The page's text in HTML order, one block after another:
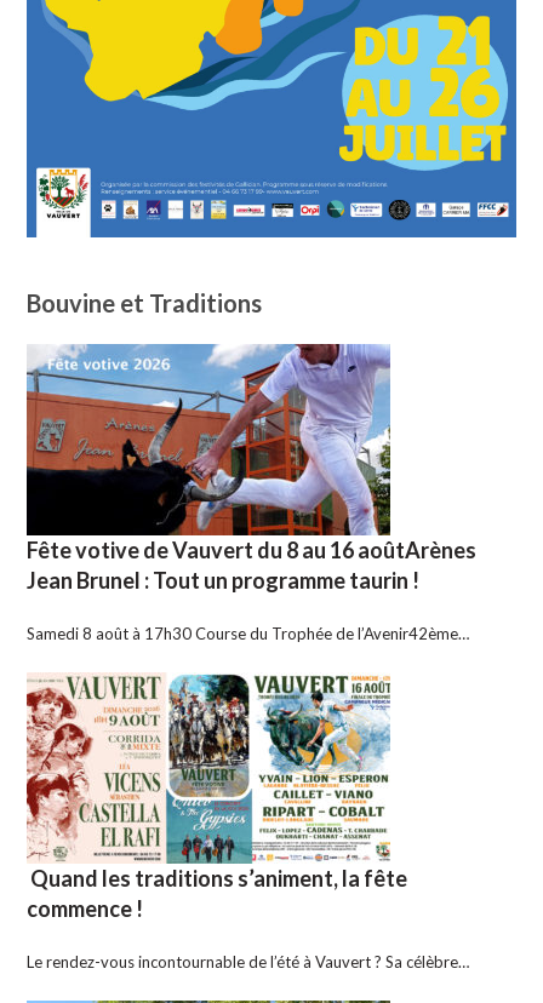
Bouvine et Traditions
Fête votive de Vauvert du 8 au 16 aoûtArènes
Jean Brunel : Tout un programme taurin !
Samedi 8 août à 17h30 Course du Trophée de l’Avenir42ème…
Quand les traditions s’animent, la fête
commence !
Le rendez-vous incontournable de l’été à Vauvert ? Sa célèbre…